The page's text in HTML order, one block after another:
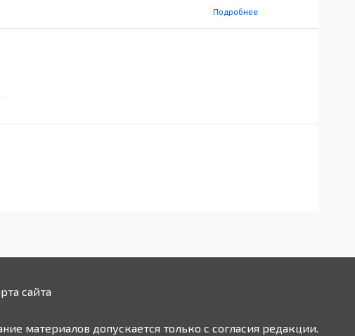
Подробнее
сайта
материалов допускается только с согласия редакции.